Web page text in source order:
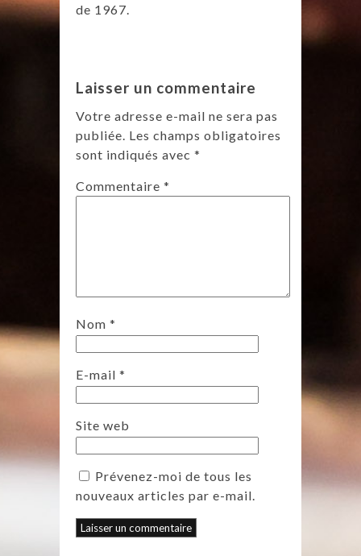
de 1967.
Laisser un commentaire
Votre adresse e-mail ne sera pas
publiée. Les champs obligatoires
sont indiqués avec *
Commentaire *
Nom *
E-mail *
Site web
Prévenez-moi de tous les
nouveaux articles par e-mail.